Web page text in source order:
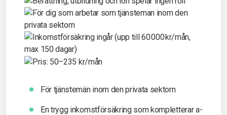
För tjänstemän inom den privata sektorn
En trygg inkomst­försäkring som kompletterar a-